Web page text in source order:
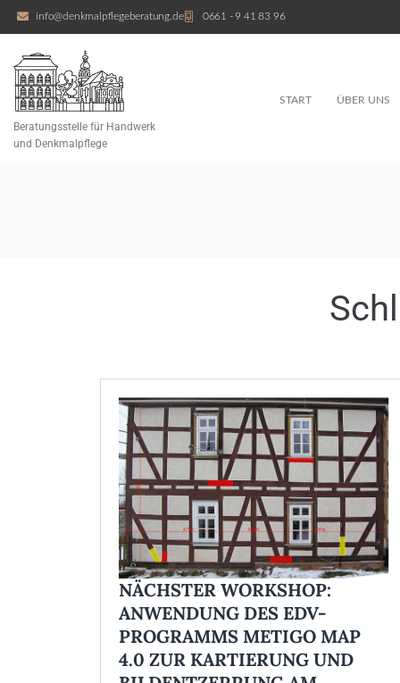
info@denkmalpflegeberatung.de 0661 - 9 41 83 96
Beratungsstelle für Handwerk
und Denkmalpflege
START ÜBER UNS
NÄCHSTER WORKSHOP:
ANWENDUNG DES EDV-
PROGRAMMS METIGO MAP
4.0 ZUR KARTIERUNG UND